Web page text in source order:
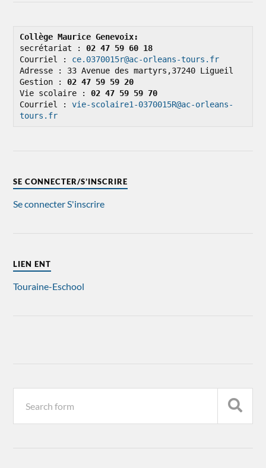
Collège Maurice Genevoix:
secrétariat : 02 47 59 60 18
Courriel : ce.0370015r@ac-orleans-tours.fr
Adresse : 33 Avenue des martyrs,37240 Ligueil
Gestion : 02 47 59 59 20
Vie scolaire : 02 47 59 59 70
Courriel : vie-scolaire1-0370015R@ac-orleans-
tours.fr
SE CONNECTER/S’INSCRIRE
Se connecterS'inscrire
LIEN ENT
Touraine-Eschool